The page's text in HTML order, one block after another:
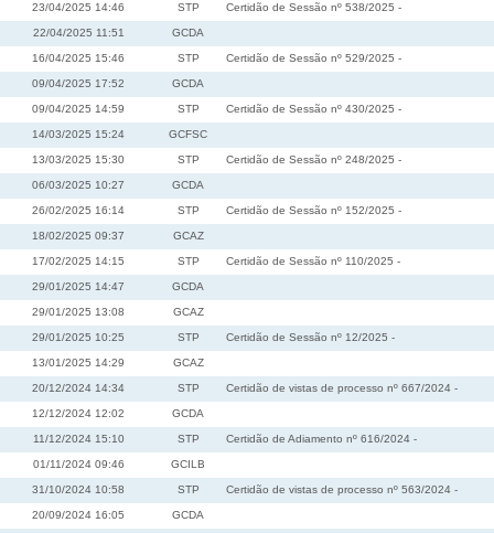
23/04/2025 14:46 STP Certidão de Sessão nº 538/2025 -
22/04/2025 11:51 GCDA
16/04/2025 15:46 STP Certidão de Sessão nº 529/2025 -
09/04/2025 17:52 GCDA
09/04/2025 14:59 STP Certidão de Sessão nº 430/2025 -
14/03/2025 15:24 GCFSC
13/03/2025 15:30 STP Certidão de Sessão nº 248/2025 -
06/03/2025 10:27 GCDA
26/02/2025 16:14 STP Certidão de Sessão nº 152/2025 -
18/02/2025 09:37 GCAZ
17/02/2025 14:15 STP Certidão de Sessão nº 110/2025 -
29/01/2025 14:47 GCDA
29/01/2025 13:08 GCAZ
29/01/2025 10:25 STP Certidão de Sessão nº 12/2025 -
13/01/2025 14:29 GCAZ
20/12/2024 14:34 STP Certidão de vistas de processo nº 667/2024 -
12/12/2024 12:02 GCDA
11/12/2024 15:10 STP Certidão de Adiamento nº 616/2024 -
01/11/2024 09:46 GCILB
31/10/2024 10:58 STP Certidão de vistas de processo nº 563/2024 -
20/09/2024 16:05 GCDA